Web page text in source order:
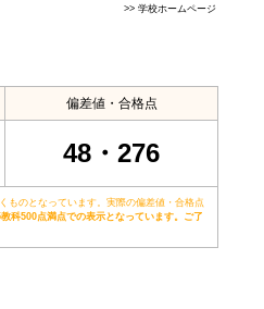
>>学校ホームページ
偏差値・合格点
48・276
ものとなっています。実際の偏差値・合格点
科500点満点での表示となっています。ご了